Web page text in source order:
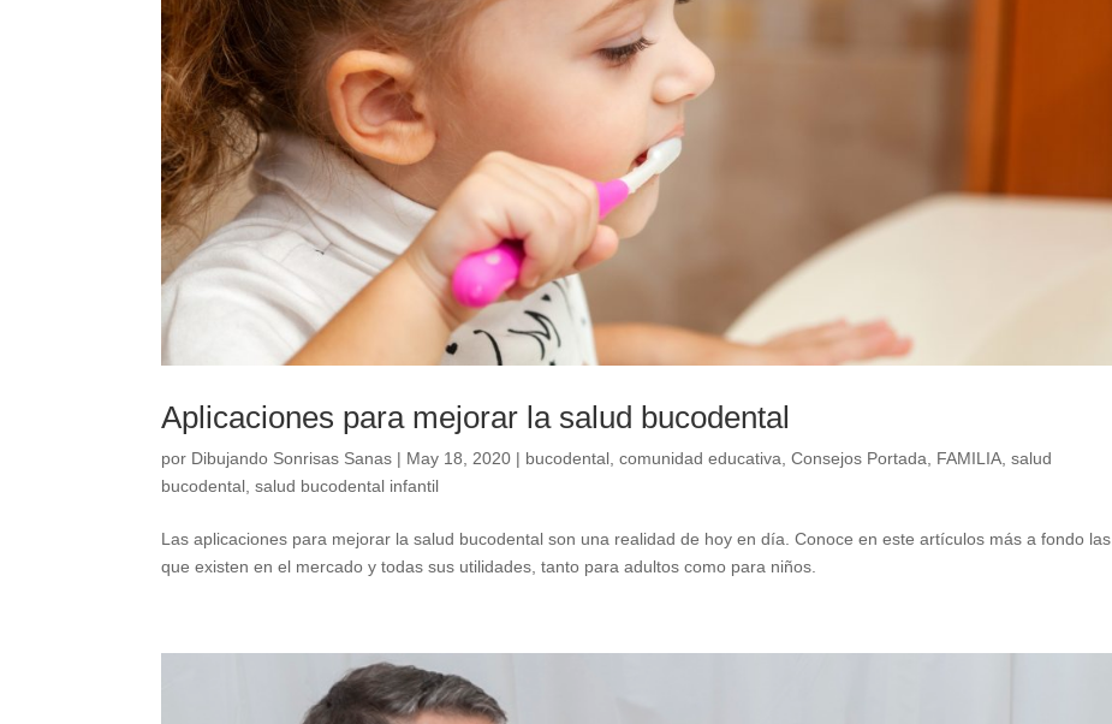
Aplicaciones para mejorar la salud bucodental
por Dibujando Sonrisas Sanas | May 18, 2020 | bucodental,comunidad educativa,Consejos Portada, FAMILIA,salud
bucodental,salud bucodental infantil
Las aplicaciones para mejorar la salud bucodental son una realidad de hoy en día. Conoce en este artículos más a fondo las
que existen en el mercado y todas sus utilidades, tanto para adultos como para niños.